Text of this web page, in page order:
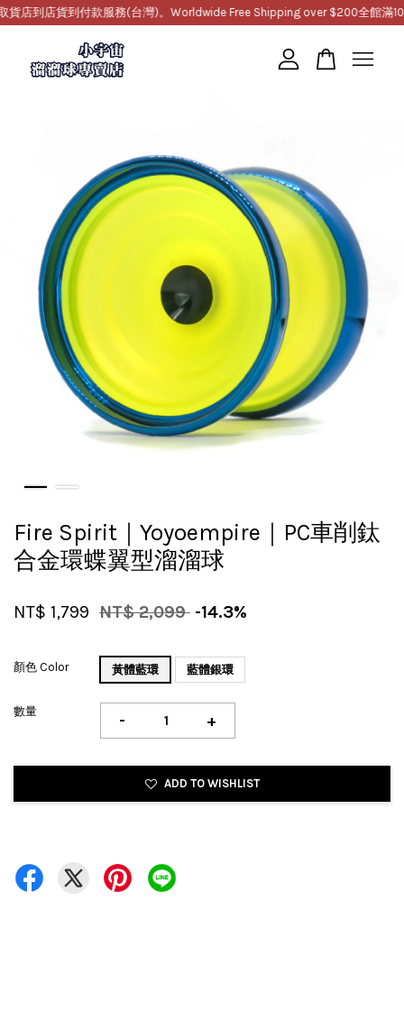
店到店貨到付款服務(台灣)。Worldwide Free Shipping over $200全館滿
Fire Spirit｜Yoyoempire｜PC車削鈦
合金環蝶翼型溜溜球
NT$ 1,799 NT$ 2,099 -14.3%
顏色 Color 黃體藍環 藍體銀環
數量 - +
ADD TO WISHLIST